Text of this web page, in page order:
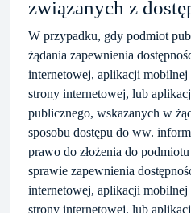
związanych z
W przypadku, gdy podmiot
żądania zapewnienia
internetowej, aplikacji mobilnej
strony internetowej, lub
publicznego, wskazanych w
sposobu dostępu do ww.
prawo do złożenia do
sprawie zapewnienia
internetowej, aplikacji mobilnej
strony internetowej, lub